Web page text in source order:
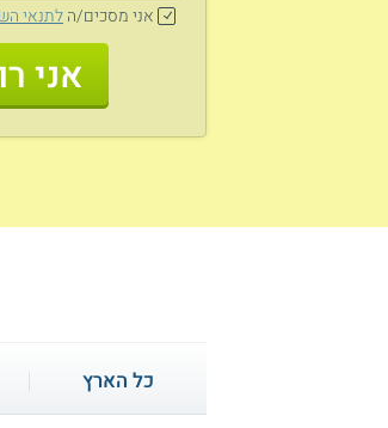
אני מסכים/הלתנאי
אני
כל הארץ